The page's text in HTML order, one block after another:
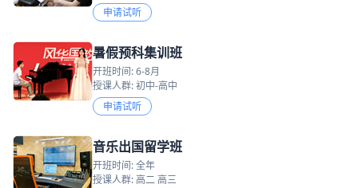
申请试听
暑假预科集训班
开班时间: 6-8月
授课人群: 初中-高中
申请试听
音乐出国留学班
开班时间: 全年
授课人群: 高二 高三